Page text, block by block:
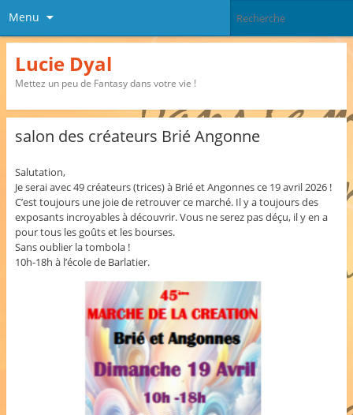
Menu
Lucie Dyal
Mettez un peu de Fantasy dans votre vie !
salon des créateurs Brié Angonne
Salutation,
Je serai avec 49 créateurs (trices) à Brié et Angonnes ce 19 avril 2026 !
C’est toujours une joie de retrouver ce marché. Il y a toujours des
exposants incroyables à découvrir. Vous ne serez pas déçu, il y en a
pour tous les goûts et les bourses.
Sans oublier la tombola !
10h-18h à l’école de Barlatier.